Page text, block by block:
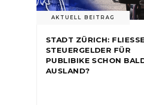
AKTUELL BEITRAG
STADT ZÜRICH:
STEUERGELDER FÜR
PUBLIBIKE SCHON
AUSLAND?